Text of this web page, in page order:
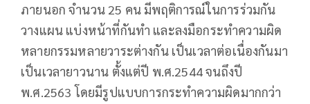
ภายนอก จำนวน 25 คน มีพฤติการณ์ในการร่วมกัน
วางแผน แบ่งหน้าที่กันทำ และลงมือกระทำความผิด
หลายกรรมหลายวาระต่างกัน เป็นเวลาต่อเนื่องกันมา
เป็นเวลายาวนาน ตั้งแต่ปี พ.ศ.2544 จนถึงปี
พ.ศ.2563 โดยมีรูปแบบการกระทำความผิดมากกว่า